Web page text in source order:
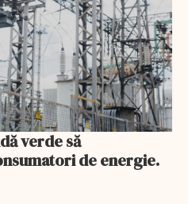
verde să
de energie.